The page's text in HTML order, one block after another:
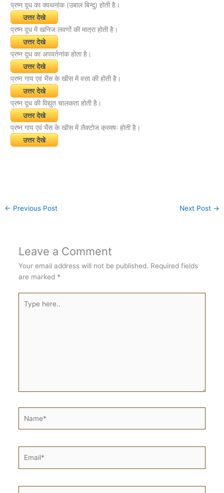
प्रष्न दूध का क्वथनांक (उबाल बिन्दु) होती है।
उत्तर देखे
प्रष्न दूध में खनिज लवणों की मात्रा होती है।
उत्तर देखे
प्रष्न दूध का अपवर्तनांक होता है।
उत्तर देखे
प्रष्न गाय एवं भैंस के खीस में वसा की होती है।
उत्तर देखे
प्रष्न दूध की विद्युत चालकता होती है।
उत्तर देखे
प्रष्न गाय एवं भैंस के खीस में लैक्टोज क्रमषः होती है।
उत्तर देखे
← Previous Post Next Post →
Leave a Comment
Your email address will not be published. Required fields
are marked *
here..